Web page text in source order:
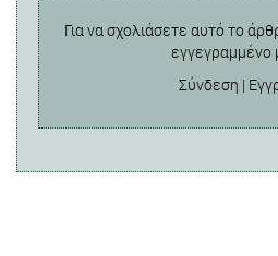
Για να σχολιάσετε αυτό το
εγγεγραμμένο
Σύνδεση |